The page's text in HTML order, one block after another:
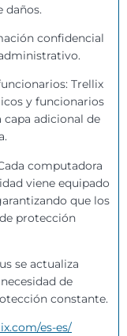
daños.
confidencial
Trellix
y funcionarios
adicional de
computadora
viene equipado
que los
protección
se actualiza
de
constante.
es-es/